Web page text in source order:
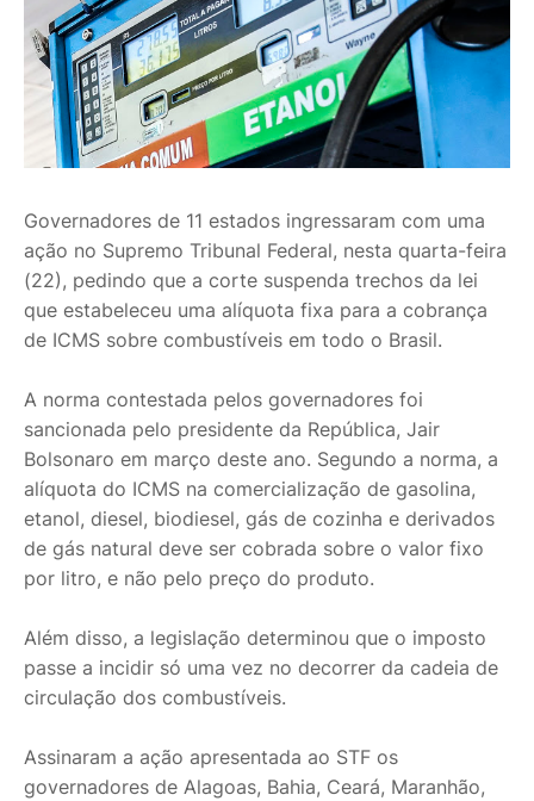
Governadores de 11 estados ingressaram com uma
ação no Supremo Tribunal Federal, nesta quarta-feira
(22), pedindo que a corte suspenda trechos da lei
que estabeleceu uma alíquota fixa para a cobrança
de ICMS sobre combustíveis em todo o Brasil.
A norma contestada pelos governadores foi
sancionada pelo presidente da República, Jair
Bolsonaro em março deste ano. Segundo a norma, a
alíquota do ICMS na comercialização de gasolina,
etanol, diesel, biodiesel, gás de cozinha e derivados
de gás natural deve ser cobrada sobre o valor fixo
por litro, e não pelo preço do produto.
Além disso, a legislação determinou que o imposto
passe a incidir só uma vez no decorrer da cadeia de
circulação dos combustíveis.
Assinaram a ação apresentada ao STF os
governadores de Alagoas, Bahia, Ceará, Maranhão,